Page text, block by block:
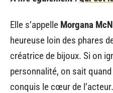
Elle s’appelle Morgana
heureuse loin des phares
créatrice de bijoux. Si on
personnalité, on sait
conquis le cœur de l’acteur.